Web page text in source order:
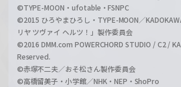
©TYPE-MOON・ufotable・FSNPC
©2015 ひろやまひろし・TYPE-MOON／
リヤ ツヴァイ ヘルツ！」製作委員会
©2016 DMM.com POWERCHORD STUDIO / C2 /
Reserved.
©赤塚不二夫／おそ松さん製作委員会
©高橋留美子・小学館／NHK・NEP・ShoPro